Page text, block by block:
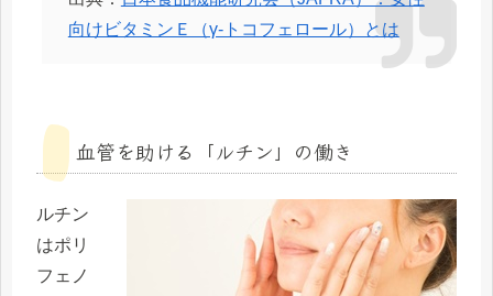
向けビタミンＥ（γ-トコフェロール）とは
血管を助ける「ルチン」の働き
ルチン
はポリ
フェノ